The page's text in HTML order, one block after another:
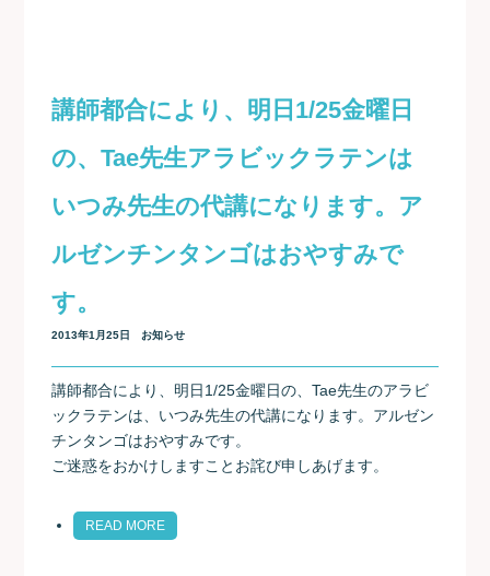
講師都合により、明日1/25金曜日
の、Tae先生アラビックラテンは
いつみ先生の代講になります。ア
ルゼンチンタンゴはおやすみで
す。
2013年1月25日 お知らせ
講師都合により、明日1/25金曜日の、Tae先生のアラビ
ックラテンは、いつみ先生の代講になります。アルゼン
チンタンゴはおやすみです。
ご迷惑をおかけしますことお詫び申しあげます。
READ MORE